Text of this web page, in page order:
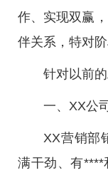
作、实现双赢
伴关系，特对
针对以前
一、XX公
XX营销部
满干劲、有****